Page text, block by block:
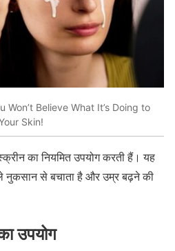
Won’t Believe What It’s Doing to
Skin!
का नियमित उपयोग करती हैं। यह
नुकसान से बचाता है और उम्र बढ़ने की
उपयोग